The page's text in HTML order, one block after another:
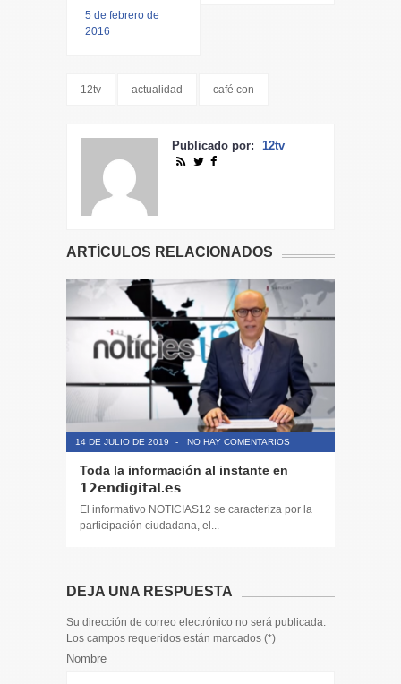
5 de febrero de
2016
12tv actualidad café con
Publicado por: 12tv
ARTÍCULOS RELACIONADOS
14 DE JULIO DE 2019 - NO HAY COMENTARIOS
Toda la información al instante en
𝟭𝟮𝗲𝗻𝗱𝗶𝗴𝗶𝘁𝗮𝗹.𝗲𝘀
El informativo NOTICIAS12 se caracteriza por la
participación ciudadana, el...
DEJA UNA RESPUESTA
Su dirección de correo electrónico no será publicada.
Los campos requeridos están marcados (*)
Nombre